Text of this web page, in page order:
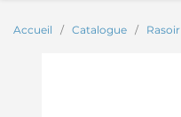
Accueil Catalogue